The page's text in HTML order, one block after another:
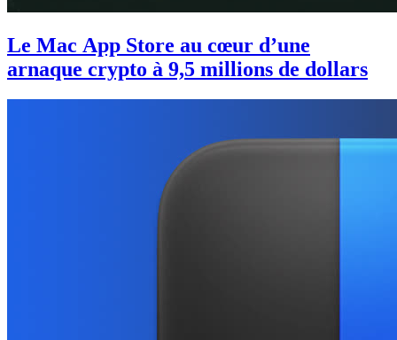
Le Mac App Store au cœur d’une
arnaque crypto à 9,5 millions de dollars